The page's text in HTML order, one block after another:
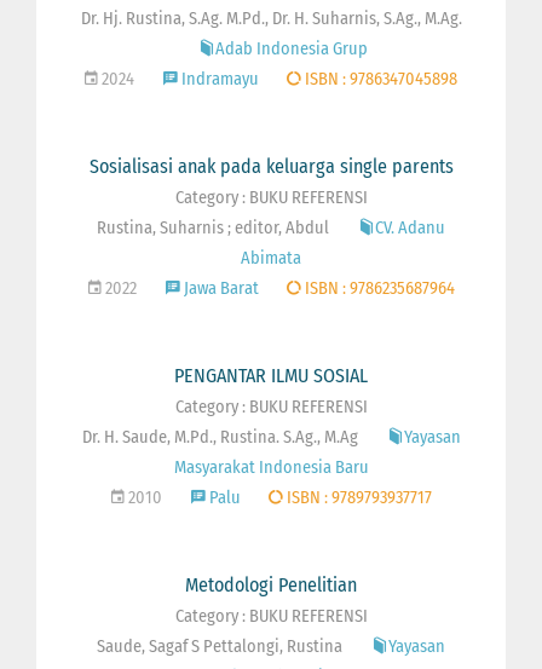
Dr. Hj. Rustina, S.Ag. M.Pd., Dr. H. Suharnis, S.Ag., M.Ag.
Adab Indonesia Grup
2024
Indramayu ISBN : 9786347045898
Sosialisasi anak pada keluarga single parents
Category : BUKU REFERENSI
Rustina, Suharnis ; editor, Abdul
CV. Adanu
Abimata
2022
Jawa Barat ISBN : 9786235687964
PENGANTAR ILMU SOSIAL
Category : BUKU REFERENSI
Dr. H. Saude, M.Pd., Rustina. S.Ag., M.Ag
Yayasan
Masyarakat Indonesia Baru
2010
Palu ISBN : 9789793937717
Metodologi Penelitian
Category : BUKU REFERENSI
Saude, Sagaf S Pettalongi, Rustina
Yayasan